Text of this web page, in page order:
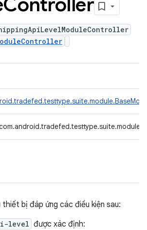
thiết bị đáp ứng các điều kiện sau:
level được xác định: